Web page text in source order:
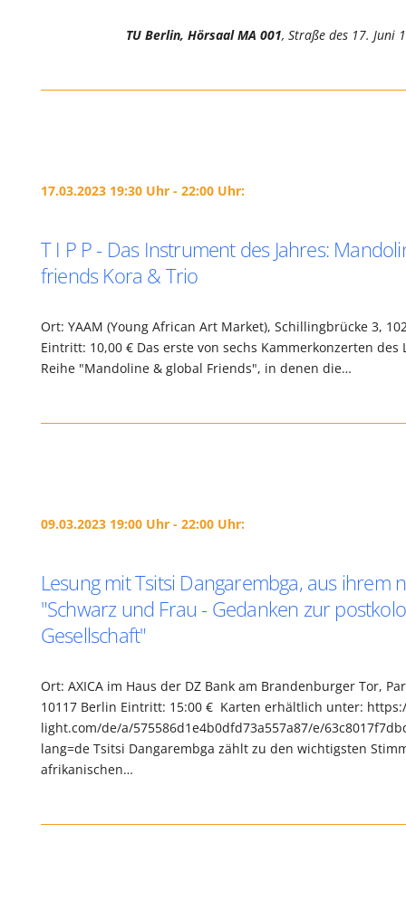
TU Berlin, Hörsaal MA 001, Straße des 17. Juni
17.03.2023 19:30 Uhr - 22:00 Uhr:
T I P P - Das Instrument des Jahres:
friends Kora & Trio
Ort: YAAM (Young African Art Market), Schillingbrücke 3,
Eintritt: 10,00 € Das erste von sechs Kammerkonzerten des
Reihe "Mandoline & global Friends", in denen die…
09.03.2023 19:00 Uhr - 22:00 Uhr:
Lesung mit Tsitsi Dangarembga, aus ihrem
"Schwarz und Frau - Gedanken zur
Gesellschaft"
Ort: AXICA im Haus der DZ Bank am Brandenburger Tor,
10117 Berlin Eintritt: 15:00 € Karten erhältlich unter:
light.com/de/a/575586d1e4b0dfd73a557a87/e/
lang=de Tsitsi Dangarembga zählt zu den wichtigsten
afrikanischen…